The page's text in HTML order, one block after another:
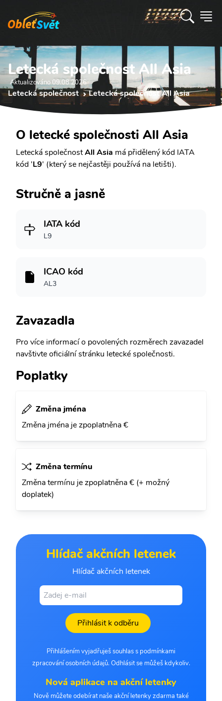
Letecká společnost All Asia
Aktualizováno 09.08 2026
Letecká společnost Letecká společnost All Asia
O letecké společnosti All Asia
Letecká společnostAll Asia má přidělený kód IATA
kód 'L9' (který se nejčastěji používá na letišti).
Stručně a jasně
IATA kód
L9
ICAO kód
AL3
Zavazadla
Pro více informací o povolených rozměrech zavazadel
navštivte oficiální stránku letecké společnosti.
Poplatky
Změna jména
Změna jména je zpoplatněna €
Změna termínu
Změna termínu je zpoplatněna € (+ možný
doplatek)
Hlídač akčních letenek
Hlídač akčních letenek
Přihlásit k odběru
Přihlášením vyjadřuješ souhlas s podmínkami
zpracování osobních údajů. Odhlásit se můžeš kdykoliv.
Nová aplikace na akční letenky
Nově můžete odebírat naše akční letenky zdarma také